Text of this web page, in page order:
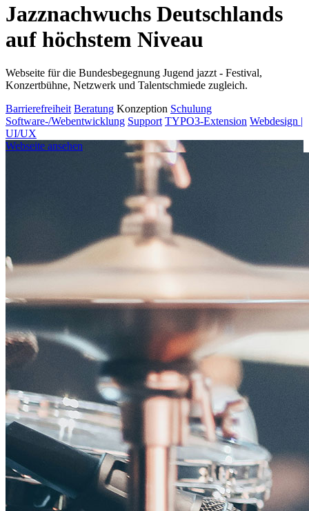
Jazznachwuchs Deutschlands
auf höchstem Niveau
Webseite für die Bundesbegegnung Jugend jazzt - Festival,
Konzertbühne, Netzwerk und Talentschmiede zugleich.
Barrierefreiheit Beratung Konzeption Schulung
Software-/Webentwicklung Support TYPO3-Extension Webdesign |
UI/UX
Webseite ansehen